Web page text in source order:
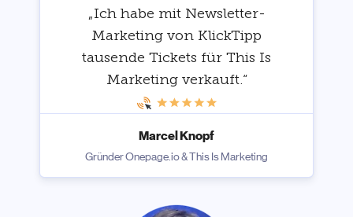
„Ich habe mit Newsletter-
Marketing von KlickTipp
tausende Tickets für This Is
Marketing verkauft.“
Marcel Knopf
Gründer Onepage.io & This Is Marketing